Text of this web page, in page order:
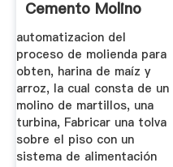
Cemento Molino
automatizacion del
proceso de molienda para
obten, harina de maíz y
arroz, la cual consta de un
molino de martillos, una
turbina, Fabricar una tolva
sobre el piso con un
sistema de alimentación